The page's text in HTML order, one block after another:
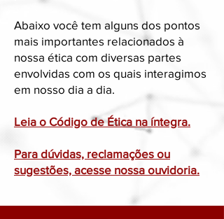
Abaixo você tem alguns dos pontos
mais importantes relacionados à
nossa ética com diversas partes
envolvidas com os quais interagimos
em nosso dia a dia.
Leia o Código de Ética na íntegra.
Para dúvidas, reclamações ou
sugestões, acesse nossa ouvidoria.